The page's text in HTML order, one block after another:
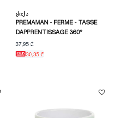
Ჭიქა
PREMAMAN - FERME - TASSE
DAPPRENTISSAGE 360°
37,95 ₾
30,35 ₾